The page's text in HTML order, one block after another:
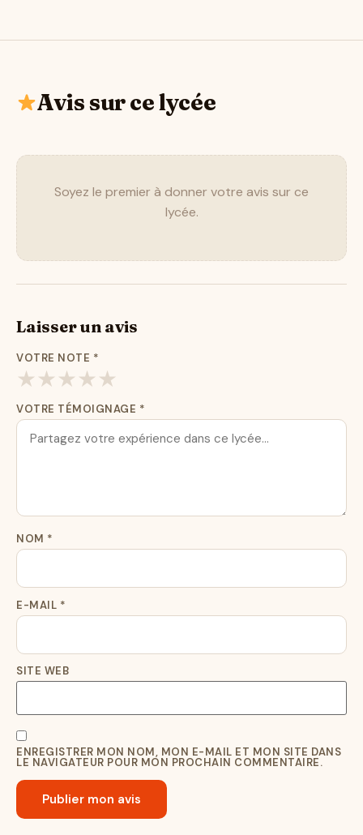
Avis sur ce lycée
Soyez le premier à donner votre avis sur ce
lycée.
Laisser un avis
VOTRE NOTE *
★★★★★
VOTRE TÉMOIGNAGE *
NOM *
E-MAIL *
SITE WEB
ENREGISTRER MON NOM, MON E-MAIL ET MON SITE DANS
LE NAVIGATEUR POUR MON PROCHAIN COMMENTAIRE.